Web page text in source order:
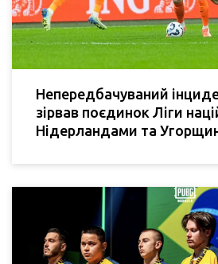
Непередбачуваний
зірвав поєдинок Ліги
Нідерландами та